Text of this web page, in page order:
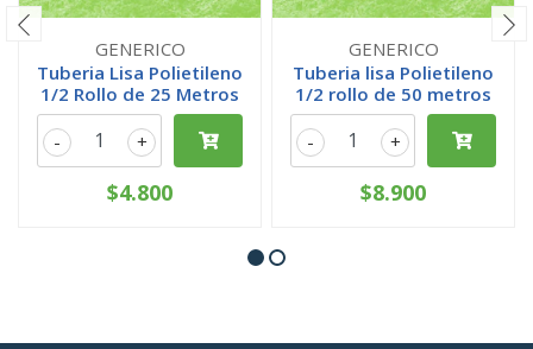
GENERICO
Tuberia Lisa Polietileno
1/2 Rollo de 25 Metros
+
-
$4.800
GENERICO
Tuberia lisa Polietileno
1/2 rollo de 50 metros
+
-
$8.900